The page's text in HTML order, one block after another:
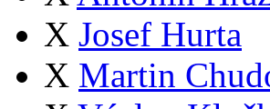
X Josef Hurta
X Martin